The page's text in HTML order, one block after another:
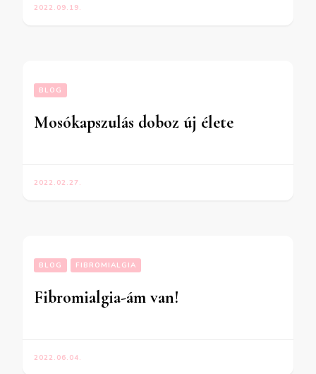
2022.09.19.
BLOG
Mosókapszulás doboz új élete
2022.02.27.
BLOG FIBROMIALGIA
Fibromialgia-ám van!
2022.06.04.